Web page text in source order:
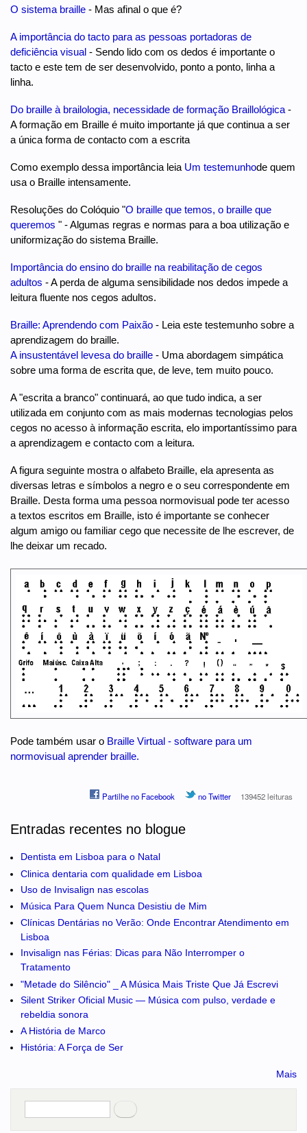
O sistema braille - Mas afinal o que é?
A importância do tacto para as pessoas portadoras de
deficiência visual - Sendo lido com os dedos é importante o
tacto e este tem de ser desenvolvido, ponto a ponto, linha a
linha.
Do braille à brailologia, necessidade de formação Braillológica -
A formação em Braille é muito importante já que continua a ser
a única forma de contacto com a escrita
Como exemplo dessa importância leia Um testemunhode quem
usa o Braille intensamente.
Resoluções do Colóquio "O braille que temos, o braille que
queremos " - Algumas regras e normas para a boa utilização e
uniformização do sistema Braille.
Importância do ensino do braille na reabilitação de cegos
adultos - A perda de alguma sensibilidade nos dedos impede a
leitura fluente nos cegos adultos.
Braille: Aprendendo com Paixão - Leia este testemunho sobre a
aprendizagem do braille.
A insustentável levesa do braille - Uma abordagem simpática
sobre uma forma de escrita que, de leve, tem muito pouco.
A "escrita a branco" continuará, ao que tudo indica, a ser
utilizada em conjunto com as mais modernas tecnologias pelos
cegos no acesso à informação escrita, elo importantíssimo para
a aprendizagem e contacto com a leitura.
A figura seguinte mostra o alfabeto Braille, ela apresenta as
diversas letras e símbolos a negro e o seu correspondente em
Braille. Desta forma uma pessoa normovisual pode ter acesso
a textos escritos em Braille, isto é importante se conhecer
algum amigo ou familiar cego que necessite de lhe escrever, de
lhe deixar um recado.
Pode também usar o Braille Virtual - software para um
normovisual aprender braille.
Partilhe no Facebook no Twitter 139452 leituras
Entradas recentes no blogue
Dentista em Lisboa para o Natal
Clinica dentaria com qualidade em Lisboa
Uso de Invisalign nas escolas
Música Para Quem Nunca Desistiu de Mim
Clínicas Dentárias no Verão: Onde Encontrar Atendimento em
Lisboa
Invisalign nas Férias: Dicas para Não Interromper o
Tratamento
"Metade do Silêncio" _ A Música Mais Triste Que Já Escrevi
Silent Striker Oficial Music — Música com pulso, verdade e
rebeldia sonora
A História de Marco
História: A Força de Ser
Mais
Pesquisar